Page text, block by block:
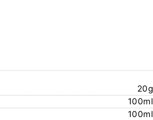
20g
100ml
100ml